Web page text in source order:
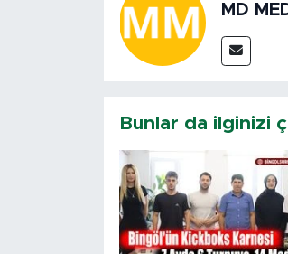
MD
Bunlar da ilginizi